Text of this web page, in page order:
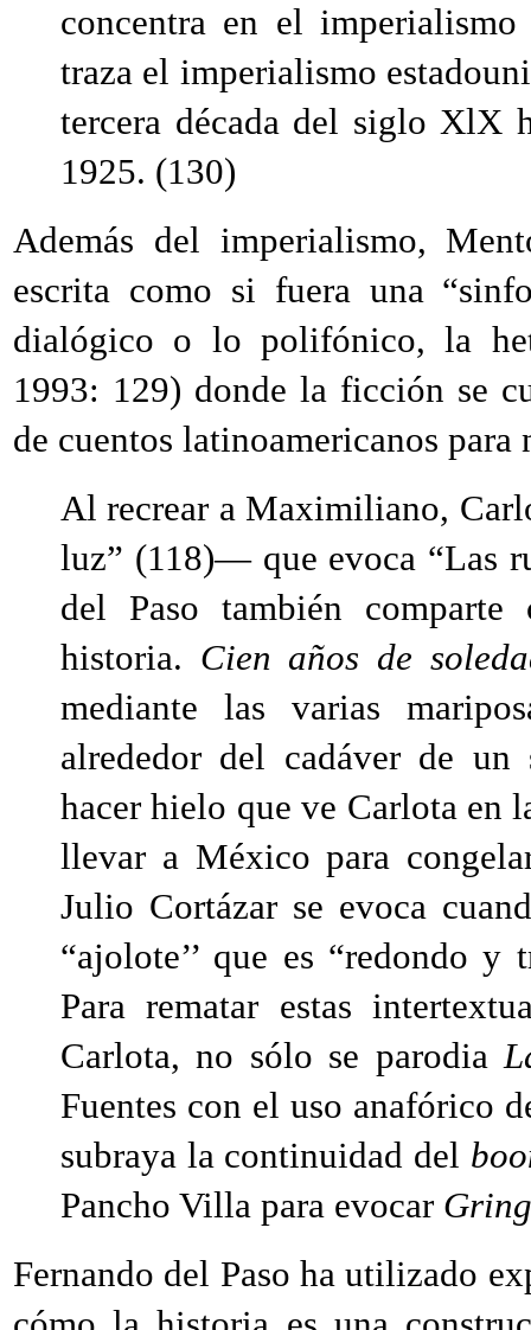
concentra en el
traza el imperialismo
tercera década del siglo XlX
1925. (130)
Además del imperialismo,
escrita como si fuera una
dialógico o lo polifónico, la
1993: 129) donde la ficción se
de cuentos latinoamericanos
Al recrear a Maximiliano,
luz” (118)— que evoca “Las
del Paso también
historia. Cien años de
mediante las varias
alrededor del cadáver de
hacer hielo que ve Carlota en
llevar a México para
Julio Cortázar se evoca
“ajolote’’ que es “redondo y
Para rematar estas
Carlota, no sólo se parodia
Fuentes con el uso anafórico
subraya la continuidad del
Pancho Villa para evocar
Fernando del Paso ha utilizado